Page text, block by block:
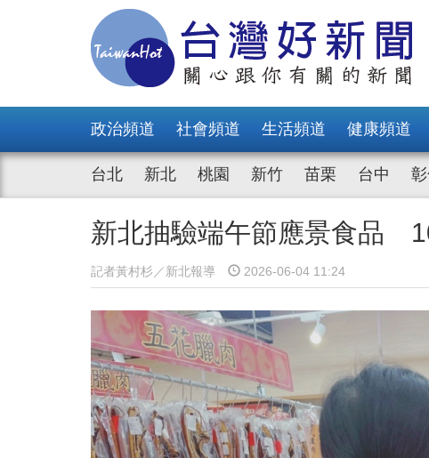
政治頻道 社會頻道 生活頻道 健康頻道
台北 新北 桃園 新竹 苗栗 台中
新北抽驗端午節應景食品
記者黃村杉／新北報導 2026-06-04 11:24